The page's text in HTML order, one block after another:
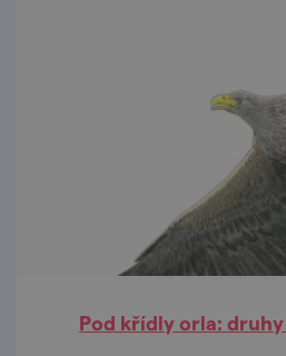
Pod křídly orla: druhy